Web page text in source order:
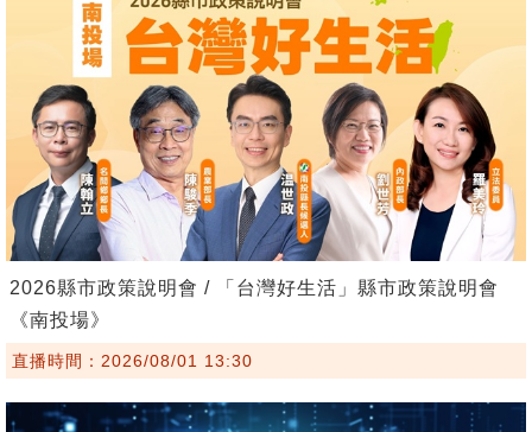
2026縣市政策說明會 / 「台灣好生活」縣市政策說明會
《南投場》
直播時間：2026/08/01 13:30